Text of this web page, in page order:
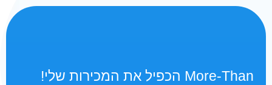
More-Than הכפיל את המכירות שלי!